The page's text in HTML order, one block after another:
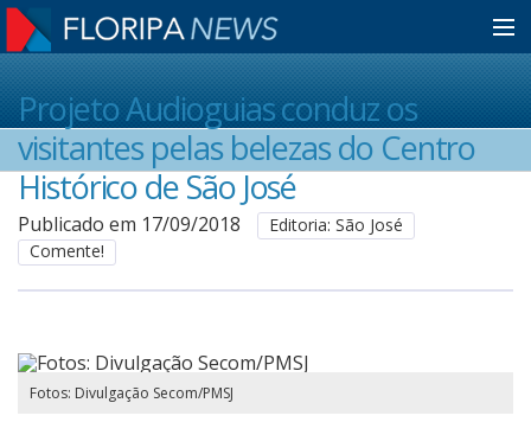
Home
Notícias
Colunistas
Projeto Audioguias conduz os
visitantes pelas belezas do Centro
Histórico de São José
Publicado em 17/09/2018
Editoria: São José
Comente!
Fotos: Divulgação Secom/PMSJ